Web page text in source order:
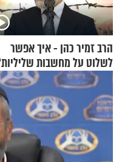
הרב זמיר כהן - איך אפשר
לשלוט על מחשבות